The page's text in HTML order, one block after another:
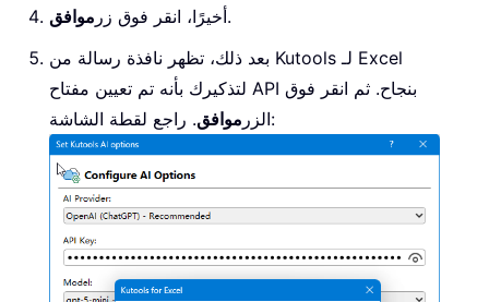
أخيرًا، انقر فوق زر موافق
.
بعد ذلك، تظهر نافذة رسالة من Kutools لـ Excel
لتذكيرك بأنه تم تعيين مفتاح API بنجاح. ثم انقر فوق
الزر موافق . راجع لقطة الشاشة: